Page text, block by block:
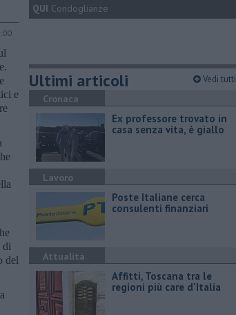
e
di
del
QUI Condoglianze
Ultimi articoli Vedi tutti
Cronaca
Ex professore trovato in
casa senza vita, è giallo
Lavoro
Poste Italiane cerca
consulenti finanziari
Attualità
Affitti, Toscana tra le
regioni più care d'Italia